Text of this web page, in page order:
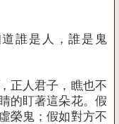
誰是人，誰是鬼
人君子，瞧也不
的盯著這朵花。假
榮鬼；假如對方不